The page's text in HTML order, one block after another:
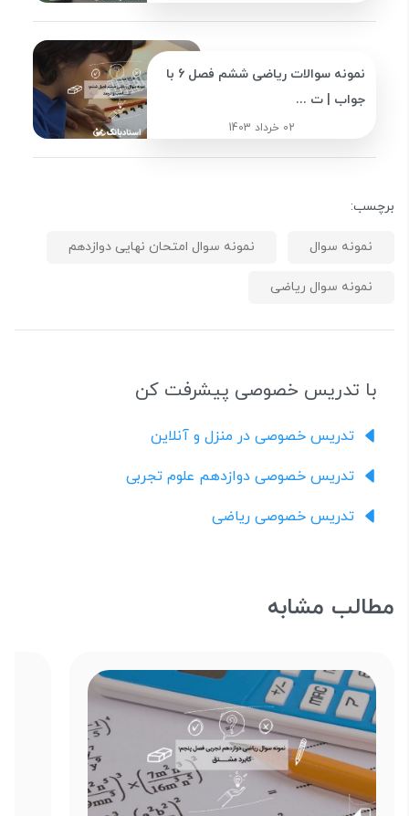
نمونه سوالات ریاضی ششم فصل 6 با
جواب | ت ...
02 خرداد 1403
برچسب:
نمونه سوال نمونه سوال امتحان نهایی دوازدهم
نمونه سوال ریاضی
با تدریس خصوصی پیشرفت کن
تدریس خصوصی در منزل و آنلاین
تدریس خصوصی دوازدهم علوم تجربی
تدریس خصوصی ریاضی
مطالب مشابه